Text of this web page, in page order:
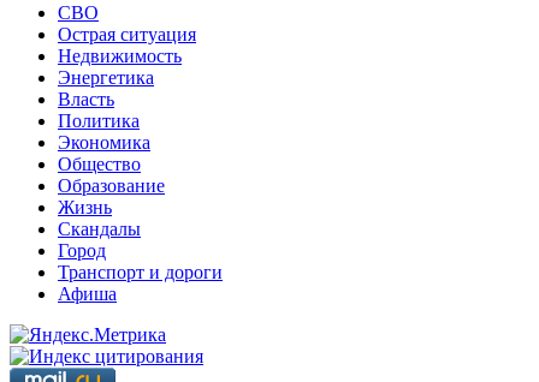
СВО
Острая ситуация
Недвижимость
Энергетика
Власть
Политика
Экономика
Общество
Образование
Жизнь
Скандалы
Город
Транспорт и дороги
Афиша